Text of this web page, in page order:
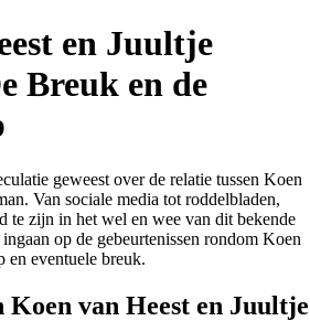
en Juultje
Breuk en de
geweest over de relatie tussen Koen
Van sociale media tot roddelbladen,
te zijn in het wel en wee van dit bekende
op de gebeurtenissen rondom Koen
en eventuele breuk.
Koen van Heest en Juultje